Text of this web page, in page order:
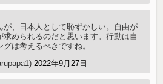
が、日本人として恥ずかしい。自由が
められるのだと思います。行動は自
は考えるべきですね。
2022年9月27日